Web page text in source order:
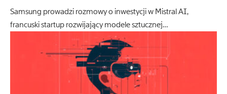
Samsung prowadzi rozmowy o inwestycji w Mistral AI,
francuski startup rozwijający modele sztucznej…